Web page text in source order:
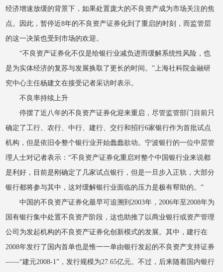
经济增速放缓的背景下，如果处置庞大的不良资产成为市场关注的焦
点。因此，暂停近8年的不良资产证券化到了重启的时刻，而监管层
的这一决策也受到市场的欢迎。
“不良资产证券化不仅是给银行业减负进而缓解系统性风险，也
是为实体经济的复苏与发展换取了更长的时间。”上海社科院金融研
究中心主任杨建文在接受记者采访时表示。
不良率持续上升
停摆了近八年的不良资产证券化迎来重启，尽管监管部门目前只
确定了工行、农行、中行、建行、交行和招行6家银行作为首批试点
机构，但是依旧令整个银行业开始蠢蠢欲动。宁波银行的一位中层管
理人士对记者表示：“不良资产证券化重启对整个中国银行业来说都
是利好，目前是刚确定了几家试点银行，但是一旦步入正轨，大部分
银行都将参与其中，这对缓解银行业面临的压力是极有帮助的。”
中国的不良资产证券化最早可追溯到2003年，2006年至2008年为
国有银行集中处置不良资产阶段，这也助推了以商业银行或资产管理
公司为发起机构的不良资产证券化创新模式的发展。其中，建行在
2008年发行了国内首单也是惟一一单由银行发起的不良资产支持证券
——“建元2008-1”，发行规模为27.65亿元。不过，后来随着国内银行